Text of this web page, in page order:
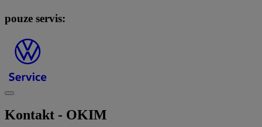
pouze servis:
Kontakt - OKIM